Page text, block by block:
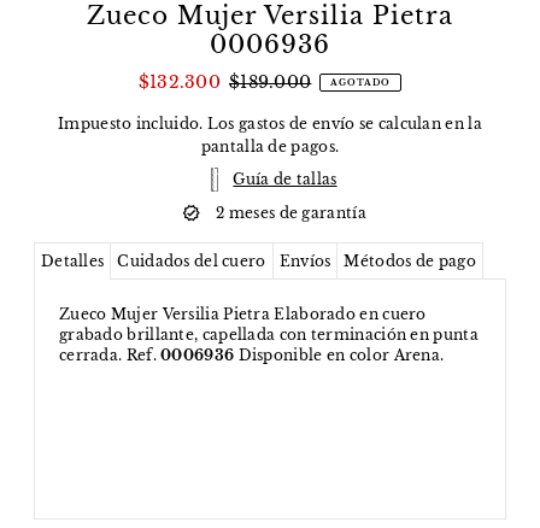
Zueco Mujer Versilia Pietra
0006936
$132.300 $189.000 AGOTADO
Impuesto incluido. Los gastos de envío se calculan en la
pantalla de pagos.
Guía de tallas
2 meses de garantía
Detalles Cuidados del cuero Envíos Métodos de pago
Zueco Mujer Versilia Pietra Elaborado en cuero
grabado brillante, capellada con terminación en punta
cerrada. Ref.0006936 Disponible en color Arena.